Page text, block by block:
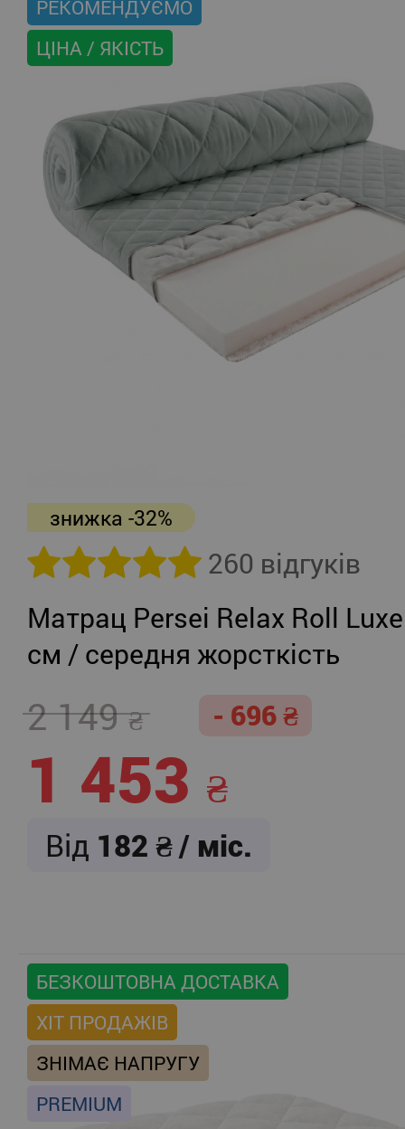
РЕКОМЕНДУЄМО
ЦІНА / ЯКІСТЬ
знижка -32%
260 відгуків
Матрац Persei Relax Roll
см / середня жорсткість
2 149 - 696
1 453
Від 182 / міс.
БЕЗКОШТОВНА ДОСТАВКА
ХІТ ПРОДАЖІВ
ЗНІМАЄ НАПРУГУ
PREMIUM